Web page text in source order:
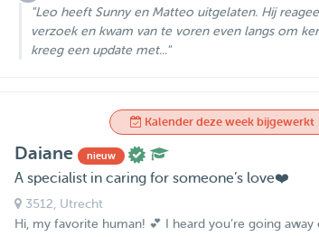
"Leo heeft Sunny en Matteo uitgelaten. Hij
verzoek en kwam van te voren even langs om
kreeg een update met..."
Kalender deze week bijgewerkt
Daiane nieuw
A specialist in caring for someone’s love❤️
3512 , Utrecht
Hi, my favorite human! 💕 I heard you’re going